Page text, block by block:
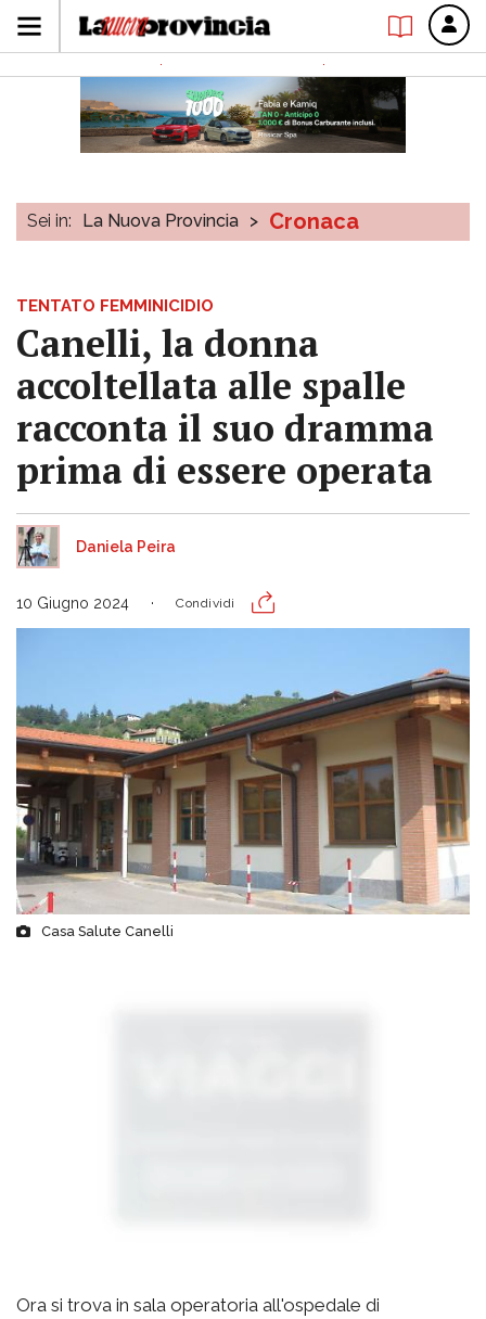
Sei in: La Nuova Provincia > Cronaca
TENTATO FEMMINICIDIO
Canelli, la donna
accoltellata alle spalle
racconta il suo dramma
prima di essere operata
Daniela Peira
10 Giugno 2024 Condividi
Casa Salute Canelli
Ora si trova in sala operatoria all'ospedale di